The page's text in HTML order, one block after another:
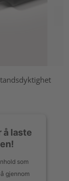
å laste
som
gjennom